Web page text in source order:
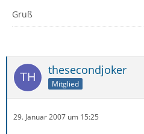
Gruß
thesecondjoker
Mitglied
29. Januar 2007 um 15:25